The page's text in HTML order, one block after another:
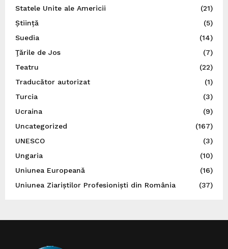
Statele Unite ale Americii
(21)
Știință
(5)
Suedia
(14)
Ţările de Jos
(7)
Teatru
(22)
Traducător autorizat
(1)
Turcia
(3)
Ucraina
(9)
Uncategorized
(167)
UNESCO
(3)
Ungaria
(10)
Uniunea Europeană
(16)
Uniunea Ziariștilor Profesioniști din România
(37)